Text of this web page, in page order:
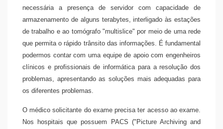
necessária a presença de servidor com capacidade de
armazenamento de alguns terabytes, interligado às estações
de trabalho e ao tomógrafo "multislice" por meio de uma rede
que permita o rápido trânsito das informações. É fundamental
podermos contar com uma equipe de apoio com engenheiros
clínicos e profissionais de informática para a resolução dos
problemas, apresentando as soluções mais adequadas para
os diferentes problemas.
O médico solicitante do exame precisa ter acesso ao exame.
Nos hospitais que possuem PACS ("Picture Archiving and